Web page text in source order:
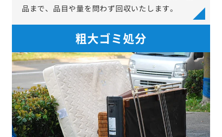
品まで、品目や量を問わず回収いたします。
粗大ゴミ処分